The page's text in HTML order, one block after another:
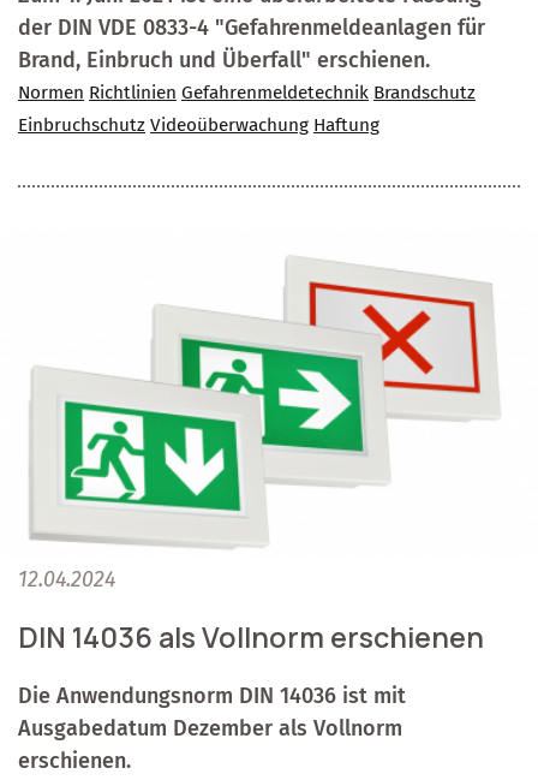
der DIN VDE 0833-4 "Gefahrenmeldeanlagen für
Brand, Einbruch und Überfall" erschienen.
Normen Richtlinien Gefahrenmeldetechnik Brandschutz
Einbruchschutz Videoüberwachung Haftung
12.04.2024
DIN 14036 als Vollnorm erschienen
Die Anwendungsnorm DIN 14036 ist mit
Ausgabedatum Dezember als Vollnorm
erschienen.